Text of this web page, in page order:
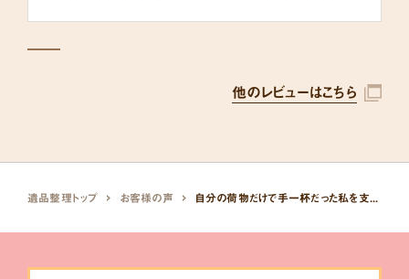
他のレビューはこちら
遺品整理トップ お客様の声